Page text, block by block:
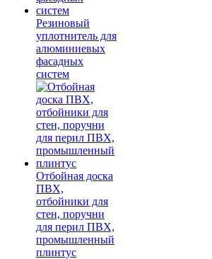
Резиновый
уплотнитель для
алюминиевых
фасадных
систем
Отбойная доска
ПВХ,
отбойники для
стен, поручни
для перил ПВХ,
промышленный
плинтус